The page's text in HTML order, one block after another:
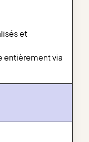
et
entièrement via